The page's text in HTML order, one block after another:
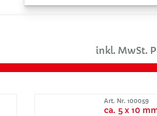
inkl. MwSt.
Art. Nr. 100059
ca. 5 x 10